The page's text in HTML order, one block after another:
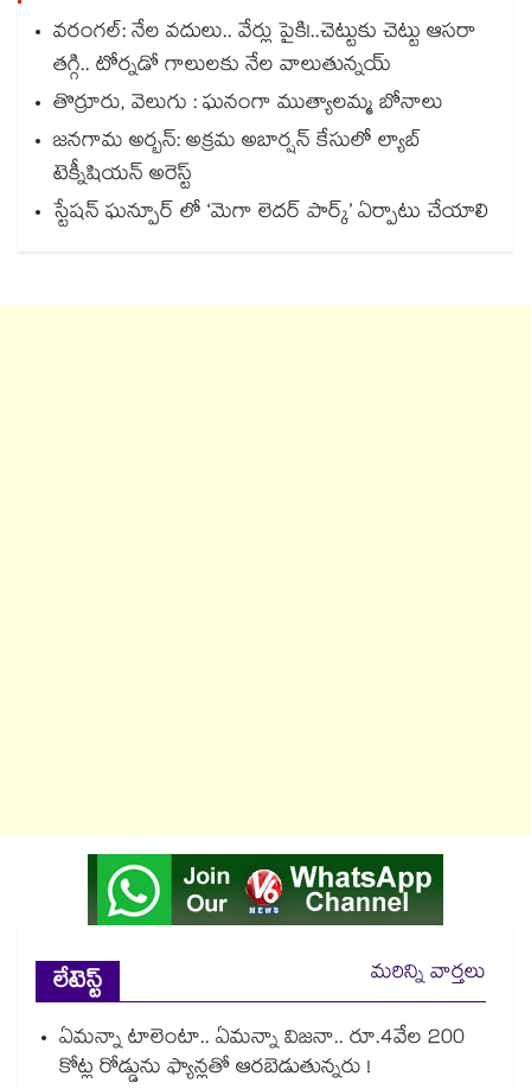
వరంగల్‍: నేల వదులు.. వేర్లు పైకి!..చెట్టుకు చెట్టు ఆసరా
తగ్గి.. టోర్నడో గాలులకు నేల వాలుతున్నయ్
తొర్రూరు, వెలుగు : ఘనంగా ముత్యాలమ్మ బోనాలు
జనగామ అర్బన్: అక్రమ అబార్షన్ కేసులో ల్యాబ్
టెక్నీషియన్ అరెస్ట్
స్టేషన్ ఘన్పూర్ లో ‘మెగా లెదర్ పార్క్’ ఏర్పాటు చేయాలి
లేటెస్ట్
మరిన్ని వార్తలు
ఏమన్నా టాలెంటా.. ఏమన్నా విజనా.. రూ.4వేల 200
కోట్ల రోడ్డును ఫ్యాన్లతో ఆరబెడుతున్నరు !